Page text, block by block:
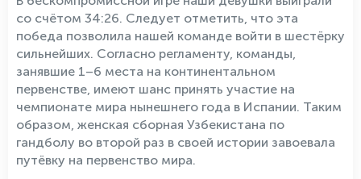
со счётом 34:26. Следует отметить, что эта
победа позволила нашей команде войти в шестёрку
сильнейших. Согласно регламенту, команды,
занявшие 1–6 места на континентальном
первенстве, имеют шанс принять участие на
чемпионате мира нынешнего года в Испании. Таким
образом, женская сборная Узбекистана по
гандболу во второй раз в своей истории завоевала
путёвку на первенство мира.